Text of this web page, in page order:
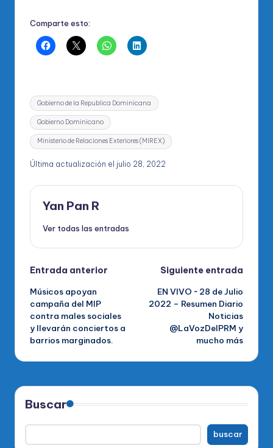
Comparte esto:
Etiquetas:
Gobierno de la Republica Dominicana
Gobierno Dominicano
Ministerio de Relaciones Exteriores (MIREX)
Última actualización el julio 28, 2022
Yan Pan R
Ver todas las entradas
Navegación
de
entradas
Entrada anterior
Músicos apoyan
campaña del MIP
contra males sociales
y llevarán conciertos a
barrios marginados.
Siguiente entrada
EN VIVO ~ 28 de Julio
2022 – Resumen Diario
Noticias
@LaVozDelPRM y
mucho más
Buscar
buscar